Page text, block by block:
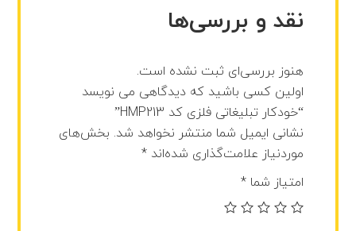
نقد و بررسی‌ها
هنوز بررسی‌ای ثبت نشده است.
اولین کسی باشید که دیدگاهی می نویسد
“خودکار تبلیغاتی فلزی کد HMP213”
نشانی ایمیل شما منتشر نخواهد شد. بخش‌های
موردنیاز علامت‌گذاری شده‌اند*
امتیاز شما*